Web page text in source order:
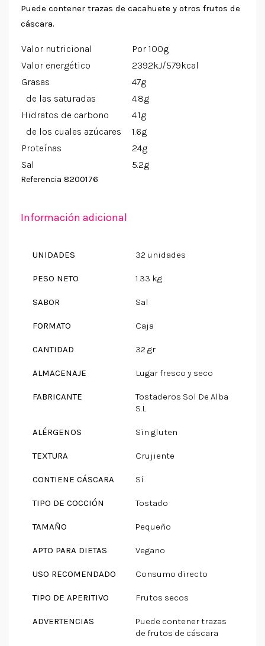
Puede contener trazas de cacahuete y otros frutos de
cáscara.
Valor nutricional
Por 100g
Valor energético
2392kJ/579kcal
Grasas
47g
de las saturadas
4.8g
Hidratos de carbono
4.1g
de los cuales azúcares
1.6g
Proteínas
24g
Sal
5.2g
Referencia 8200176
Información adicional
UNIDADES 32 unidades
PESO NETO 1.33 kg
SABOR Sal
FORMATO Caja
CANTIDAD 32 gr
ALMACENAJE Lugar fresco y seco
FABRICANTE
Tostaderos Sol De Alba
S.L
ALÉRGENOS Sin gluten
TEXTURA Crujiente
CONTIENE CÁSCARA Sí
TIPO DE COCCIÓN Tostado
TAMAÑO Pequeño
APTO PARA DIETAS Vegano
USO RECOMENDADO Consumo directo
TIPO DE APERITIVO Frutos secos
ADVERTENCIAS
Puede contener trazas
de frutos de cáscara